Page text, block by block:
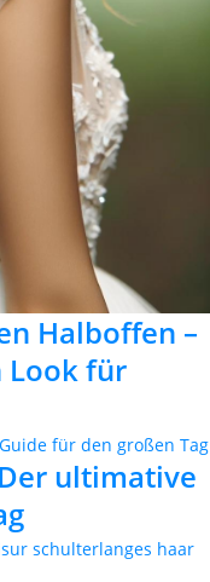
Halboffen –
Look für
ultimative